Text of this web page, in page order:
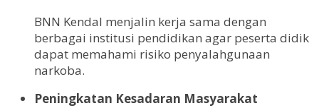
BNN Kendal menjalin kerja sama dengan
berbagai institusi pendidikan agar peserta didik
dapat memahami risiko penyalahgunaan
narkoba.
Peningkatan Kesadaran Masyarakat